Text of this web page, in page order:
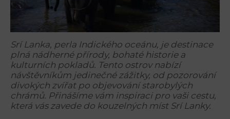
Srí Lanka, perla Indického oceánu, je destinace
plná nádherné přírody, bohaté historie a
kulturních pokladů. Tento ostrov nabízí
návštěvníkům jedinečné zážitky, od pozorování
divokých zvířat po objevování starobylých
chrámů. Přinášíme vám inspiraci pro vaši cestu,
která vás zavede do kouzelných míst Srí Lanky.